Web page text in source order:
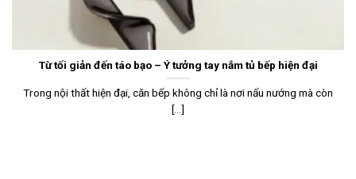
Từ tối giản đến táo bạo – Ý tưởng tay nắm tủ bếp hiện đại
Trong nội thất hiện đại, căn bếp không chỉ là nơi nấu nướng mà còn
[...]